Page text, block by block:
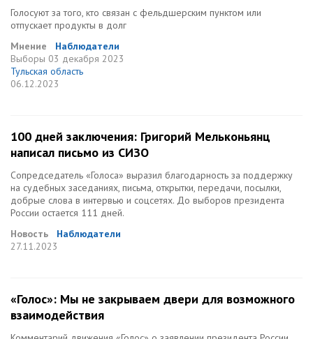
Голосуют за того, кто связан с фельдшерским пунктом или
отпускает продукты в долг
Мнение
Наблюдатели
Выборы 03 декабря 2023
Тульская область
06.12.2023
100 дней заключения: Григорий Мельконьянц
написал письмо из СИЗО
Сопредседатель «Голоса» выразил благодарность за поддержку
на судебных заседаниях, письма, открытки, передачи, посылки,
добрые слова в интервью и соцсетях. До выборов президента
России остается 111 дней.
Новость
Наблюдатели
27.11.2023
«Голос»: Мы не закрываем двери для возможного
взаимодействия